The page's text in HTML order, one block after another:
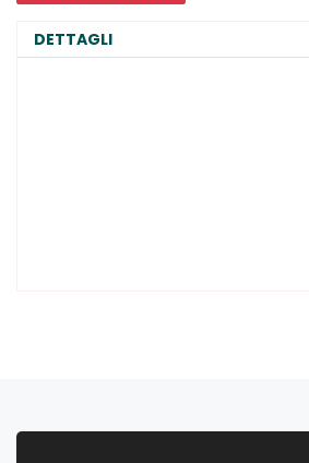
DETTAGLI